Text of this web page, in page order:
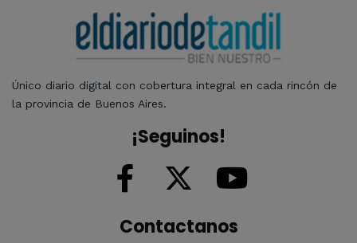
Único diario digital con cobertura integral en cada rincón de
la provincia de Buenos Aires.
¡Seguinos!
Contactanos